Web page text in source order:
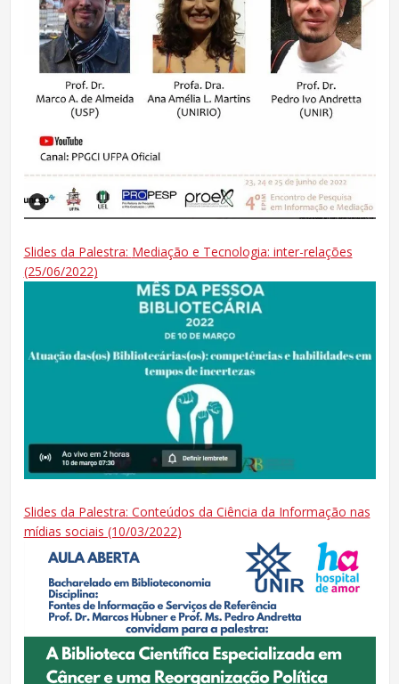
Slides da Palestra: Mediação e Tecnologia: inter-relações
(25/06/2022)
Slides da Palestra: Conteúdos da Ciência da Informação nas
mídias sociais (10/03/2022)